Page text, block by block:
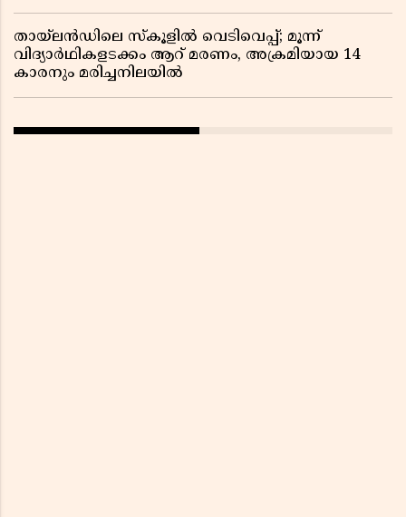
തായ്‌ലൻഡിലെ സ്‌കൂളിൽ വെടിവെപ്പ്; മൂന്ന്
വിദ്യാർഥികളടക്കം ആറ് മരണം, അക്രമിയായ 14
കാരനും മരിച്ചനിലയിൽ